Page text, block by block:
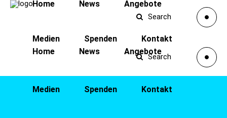
Home News Angebote
Medien Spenden Kontakt
Search
Home News Angebote
Medien Spenden Kontakt
Search